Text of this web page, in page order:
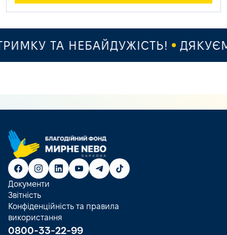
ТА НЕБАЙДУЖІСТЬ! ДЯКУЄМО
Документи
Звітність
Конфіденційність та правила
використання
0800-33-22-99